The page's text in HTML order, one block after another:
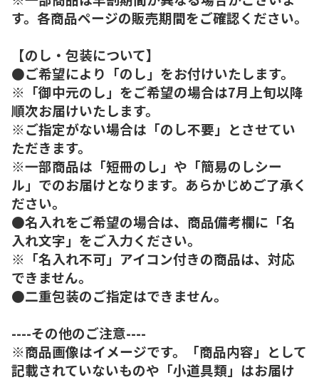
す。各商品ページの販売期間をご確認ください。
【のし・包装について】
●ご希望により「のし」をお付けいたします。
※「御中元のし」をご希望の場合は7月上旬以降
順次お届けいたします。
※ご指定がない場合は「のし不要」とさせてい
ただきます。
※一部商品は「短冊のし」や「簡易のしシー
ル」でのお届けとなります。あらかじめご了承く
ださい。
●名入れをご希望の場合は、商品備考欄に「名
入れ文字」をご入力ください。
※「名入れ不可」アイコン付きの商品は、対応
できません。
●二重包装のご指定はできません。
----その他のご注意----
※商品画像はイメージです。「商品内容」として
記載されていないものや「小道具類」はお届け